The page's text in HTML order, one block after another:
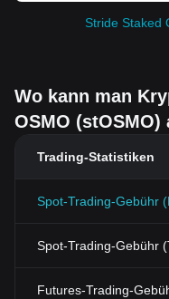
Stride Staked
Wo kann man
OSMO
Trading-Statistiken
Spot-Trading-Gebühr
Spot-Trading-Gebühr
Futures-Trading-